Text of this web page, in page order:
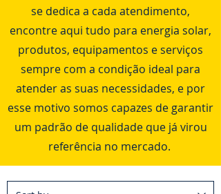
se dedica a cada atendimento,
encontre aqui tudo para energia solar,
produtos, equipamentos e serviços
sempre com a condição ideal para
atender as suas necessidades, e por
esse motivo somos capazes de garantir
um padrão de qualidade que já virou
referência no mercado.